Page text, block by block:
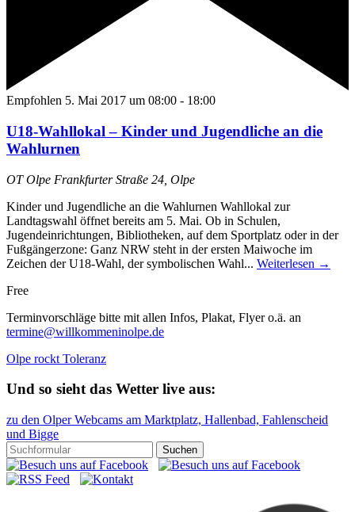
Empfohlen 5. Mai 2017 um 08:00 - 18:00
U18-Wahllokal – Kinder und Jugendliche an die
Wahlurnen
OT Olpe Frankfurter Straße 24, Olpe
Kinder und Jugendliche an die Wahlurnen Wahllokal zur
Landtagswahl öffnet bereits am 5. Mai. Ob in Schulen,
Jugendeinrichtungen, Bibliotheken, auf dem Sportplatz oder in der
Fußgängerzone: Ganz NRW steht in der ersten Maiwoche im
Zeichen der U18-Wahl, der symbolischen Wahl... Weiterlesen →
Free
Terminvorschläge bitte mit allen Infos, Plakat, Flyer o.ä. an
termine@willkommeninolpe.de
Olpe rockt Toleranz
Und so sieht das Wetter live aus:
zu den Olper Webcams am Marktplatz, Hallenbad, Fahlenscheid
und Bigge